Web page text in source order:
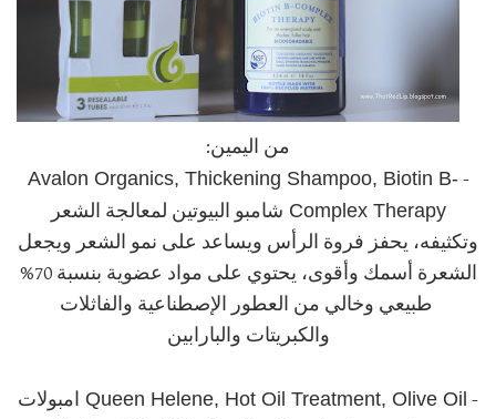
من اليمين:
-
Avalon Organics, Thickening Shampoo, Biotin B-
Complex Therapy شامبو البيوتين لمعالجة الشعر
وتكثيفه، يحفز فروة الرأس ويساعد على نمو الشعر ويجعل
الشعرة أسمك وأقوى، يحتوي على مواد عضوية بنسبة 70%
طبيعي وخالي من العطور الإصطناعية والفاثلات
والكبريتات والبارابين
-
Queen Helene, Hot Oil Treatment, Olive Oil امبولات